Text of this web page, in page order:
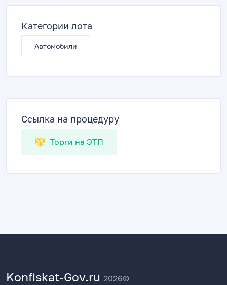
Категории лота
Автомобили
Ссылка на процедуру
Торги на ЭТП
Konfiskat-Gov.ru 2026©